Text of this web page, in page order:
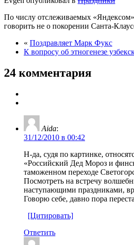
По числу отслеживаемых
говорить не о покорении Санта-
« Поздравляет Марк Фукс
К вопросу об этногенезе
24 комментария
Aida:
31/12/2010 в 00:42
Н-да, судя по картинке,
«Российский Дед Мороз и
таможенном переходе
Посмотреть на встречу
наступающими праздниками,
Говорю себе, давно пора
[Цитировать]
Ответить